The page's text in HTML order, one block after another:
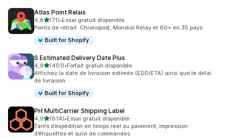
Atlas Point Relais
4,8étoile(s) sur 5
(71)
71 avis au total
•Essai gratuit disponible
Points de retrait: Chronopost, Mondial Relay et 60+ en 35 pays
Built for Shopify
S Estimated Delivery Date Plus
4,9étoile(s) sur 5
(401)
401 avis au total
•Forfait gratuit disponible
Affichez la date de livraison estimée (EDD/ETA) ainsi que le délai
de livraison
Built for Shopify
PH MultiCarrier Shipping Label
4,9étoile(s) sur 5
(614)
614 avis au total
•Essai gratuit disponible
Tarifs d’expédition en temps réel au paiement, impression
d’étiquettes et suivi de commandes.